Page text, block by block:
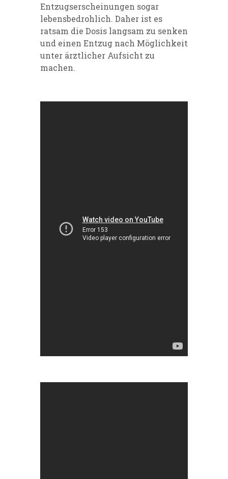
Entzugserscheinungen sogar
lebensbedrohlich. Daher ist es
ratsam die Dosis langsam zu senken
und einen Entzug nach Möglichkeit
unter ärztlicher Aufsicht zu
machen.